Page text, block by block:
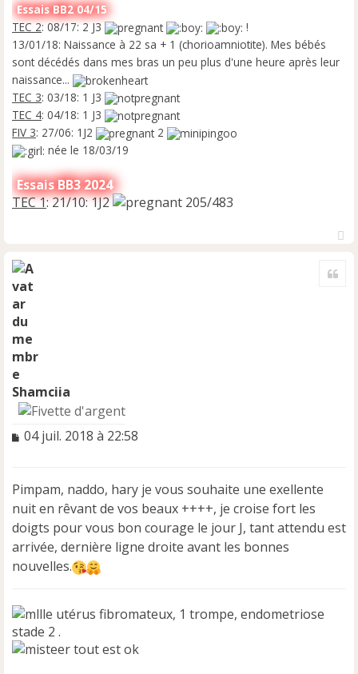
Essais BB2 04/15
TEC 2: 08/17: 2 J3
!
13/01/18: Naissance à 22 sa + 1 (chorioamniotite). Mes bébés
sont décédés dans mes bras un peu plus d'une heure après leur
naissance...
TEC 3: 03/18: 1 J3
TEC 4: 04/18: 1 J3
FIV 3: 27/06: 1J2
2
née le 18/03/19
Essais BB3 2024
TEC 1: 21/10: 1J2 205/483
Shamciia
M
s
a
g
e
n
o
n
u
04 juil. 2018 à 22:58
Pimpam, naddo, hary je vous souhaite une exellente
nuit en rêvant de vos beaux ++++, je croise fort les
doigts pour vous bon courage le jour J, tant attendu est
arrivée, dernière ligne droite avant les bonnes
nouvelles.
utérus fibromateux, 1 trompe, endometriose
stade 2 .
tout est ok